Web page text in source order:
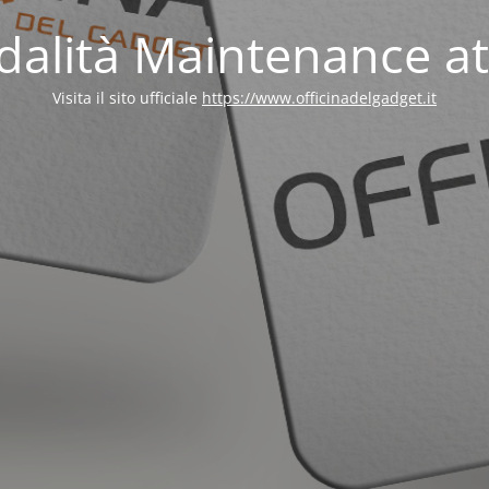
Maintenance
Visita il sito ufficiale https://www.officinadelgadget.it